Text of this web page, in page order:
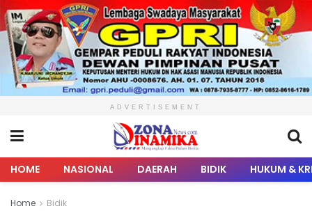
ADVERTISEMENT
HOME NASIONAL DAERAH BIDIK HUKUM &
Home Bidik